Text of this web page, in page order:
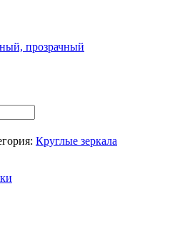
прозрачный
Круглые зеркала